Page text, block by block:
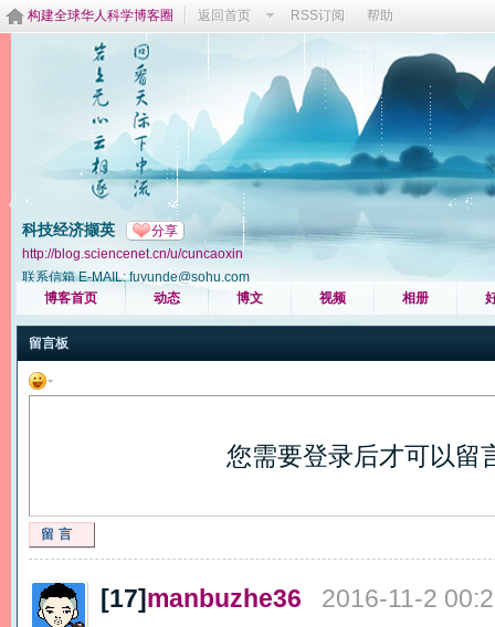
构建全球华人科学博客圈 返回首页 RSS订阅 帮助
科技经济撷英 分享
http://blog.sciencenet.cn/u/cuncaoxin
联系信箱 E-MAIL: fuyunde@sohu.com
博客首页
动态 博文 视频 相册
留言板
您需要登录后才可以留
留言
[17]manbuzhe36
2016-11-2